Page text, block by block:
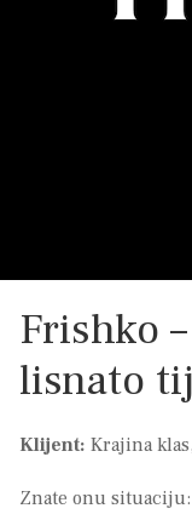
Frishko
lisnato
Klijent: Krajina
Znate onu